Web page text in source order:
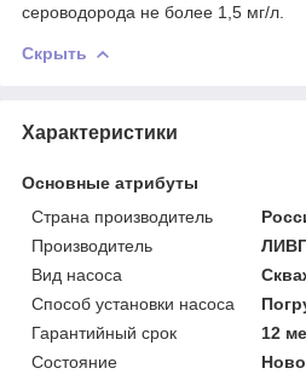
сероводорода не более 1,5 мг/л.
Скрыть
Характеристики
Основные атрибуты
Страна производитель
Производитель
Вид насоса
Способ установки насоса
Гарантийный срок
12
Состояние